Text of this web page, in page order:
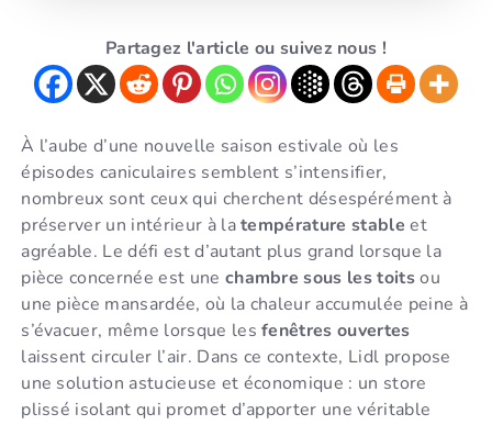
Partagez l'article ou suivez nous !
À l’aube d’une nouvelle saison estivale où les
épisodes caniculaires semblent s’intensifier,
nombreux sont ceux qui cherchent désespérément à
préserver un intérieur à latempérature stable et
agréable. Le défi est d’autant plus grand lorsque la
pièce concernée est une chambre sous les toitsou
une pièce mansardée, où la chaleur accumulée peine à
s’évacuer, même lorsque lesfenêtres ouvertes
laissent circuler l’air. Dans ce contexte, Lidl propose
une solution astucieuse et économique : un store
plissé isolant qui promet d’apporter une véritable